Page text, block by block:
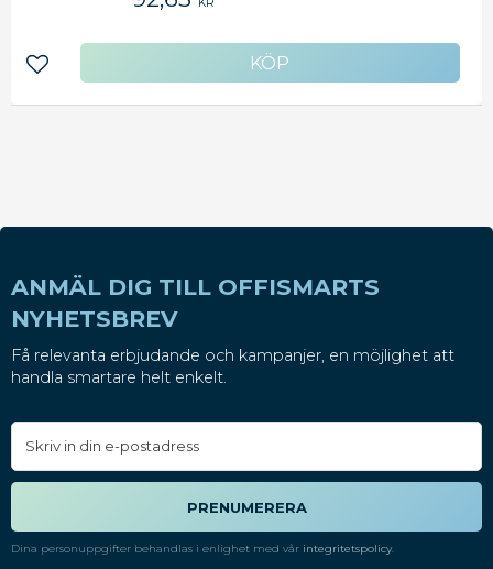
ger alla användare utmärkt handhygien.<BR>
känns lugnande på huden<BR>Certifierad med
EU Ecolabel, vilket innebär hög miljömässiga
prestanda<BR>Dokumenterat snabb och enkel
475 ml<BR>Antal doser ?475<BR>Färg: Vit
Lägg till i favoriter
ANMÄL DIG TILL OFFISMARTS
NYHETSBREV
Få relevanta erbjudande och kampanjer, en möjlighet att
handla smartare helt enkelt.
PRENUMERERA
Dina personuppgifter behandlas i enlighet med vår integritetspolicy.